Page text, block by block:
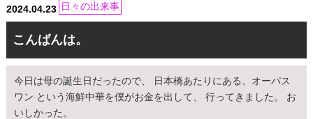
2024.04.23 日々の出来事
こんばんは。
今日は母の誕生日だったので、 日本橋あたりにある、オーパス
ワン という海鮮中華を僕がお金を出して、 行ってきました。 お
いしかった。